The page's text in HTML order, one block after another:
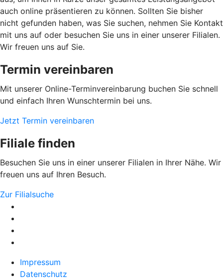
auch online präsentieren zu können. Sollten Sie bisher
nicht gefunden haben, was Sie suchen, nehmen Sie Kontakt
mit uns auf oder besuchen Sie uns in einer unserer Filialen.
Wir freuen uns auf Sie.
Termin vereinbaren
Mit unserer Online-Terminvereinbarung buchen Sie schnell
und einfach Ihren Wunschtermin bei uns.
Jetzt Termin vereinbaren
Filiale finden
Besuchen Sie uns in einer unserer Filialen in Ihrer Nähe. Wir
freuen uns auf Ihren Besuch.
Zur Filialsuche
Impressum
Datenschutz